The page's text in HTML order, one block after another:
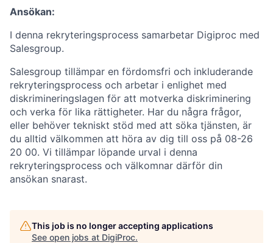
Ansökan:
I denna rekryteringsprocess samarbetar Digiproc med
Salesgroup.
Salesgroup tillämpar en fördomsfri och inkluderande
rekryteringsprocess och arbetar i enlighet med
diskrimineringslagen för att motverka diskriminering
och verka för lika rättigheter. Har du några frågor,
eller behöver tekniskt stöd med att söka tjänsten, är
du alltid välkommen att höra av dig till oss på 08-26
20 00. Vi tillämpar löpande urval i denna
rekryteringsprocess och välkomnar därför din
ansökan snarast.
This job is no longer accepting applications
See open jobs at DigiProc.